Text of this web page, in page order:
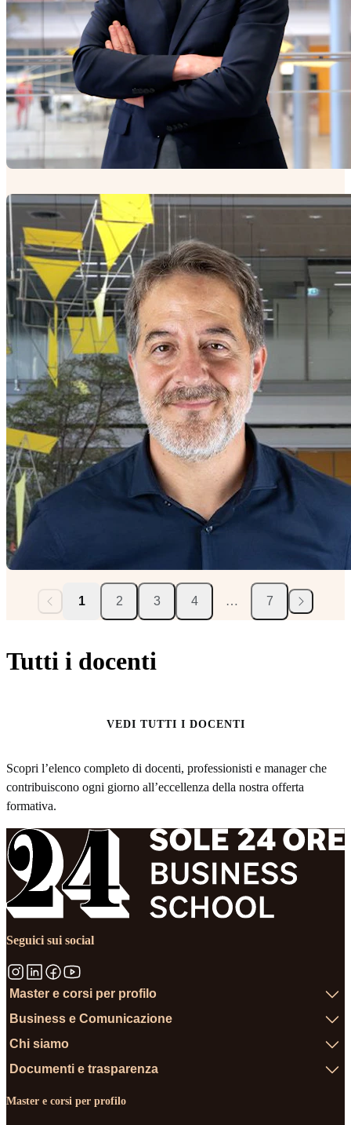
1 2 3 4 … 7
Tutti i docenti
VEDI TUTTI I DOCENTI
Scopri l’elenco completo di docenti, professionisti e manager che
contribuiscono ogni giorno all’eccellenza della nostra offerta
formativa.
Seguici sui social
Master e corsi per profilo
Business e Comunicazione
Chi siamo
Documenti e trasparenza
Master e corsi per profilo